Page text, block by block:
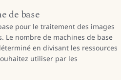
de base
pour le traitement des images
Le nombre de machines de base
en divisant les ressources
utiliser par les